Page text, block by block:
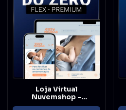
Loja Virtual
Nuvemshop -
Implementação - Flex